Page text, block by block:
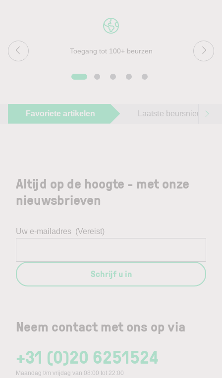
Toegang tot 100+ beurzen
Favoriete artikelen Laatste beursnieuws
Neem contact met ons op via
+31 (0)20 6251524
Maandag t/m vrijdag van 08:00 tot 22:00
Altijd op de hoogte - met onze
nieuwsbrieven
Uw e-mailadres (Vereist)
Schrijf u in